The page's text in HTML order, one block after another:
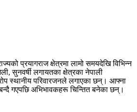
प्रयागराज क्षेत्रमा लामो समयदेखि विभिन्न
सुनवर्षी लगायतका क्षेत्रका नेपाली
स्थानीय परिवारजनले लगाएका छन्। आफ्ना
गएपछि अभिभावकहरू चिन्तित बनेका छन्।